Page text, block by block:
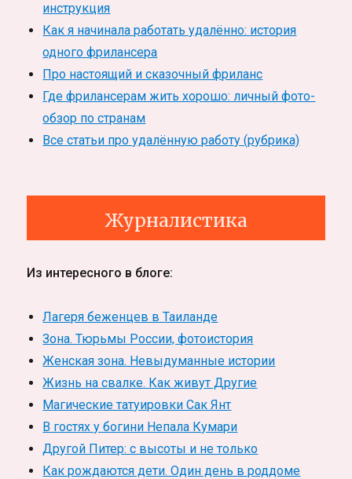
инструкция
Как я начинала работать удалённо: история
одного фрилансера
Про настоящий и сказочный фриланс
Где фрилансерам жить хорошо: личный фото-
обзор по странам
Все статьи про удалённую работу (рубрика)
Журналистика
Из интересного в блоге:
Лагеря беженцев в Таиланде
Зона. Тюрьмы России, фотоистория
Женская зона. Невыдуманные истории
Жизнь на свалке. Как живут Другие
Магические татуировки Сак Янт
В гостях у богини Непала Кумари
Другой Питер: с высоты и не только
Как рождаются дети. Один день в роддоме